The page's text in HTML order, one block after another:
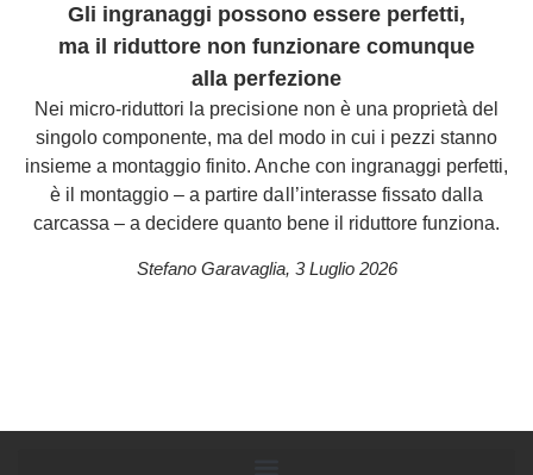
Gli ingranaggi possono essere perfetti,
ma il riduttore non funzionare comunque
alla perfezione
Nei micro-riduttori la precisione non è una proprietà del
singolo componente, ma del modo in cui i pezzi stanno
insieme a montaggio finito. Anche con ingranaggi perfetti,
è il montaggio – a partire dall’interasse fissato dalla
carcassa – a decidere quanto bene il riduttore funziona.
Stefano Garavaglia, 3 Luglio 2026